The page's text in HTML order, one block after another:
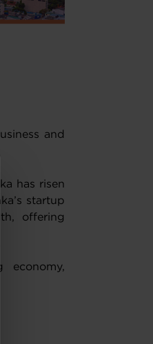
and
has risen
startup
offering
economy,